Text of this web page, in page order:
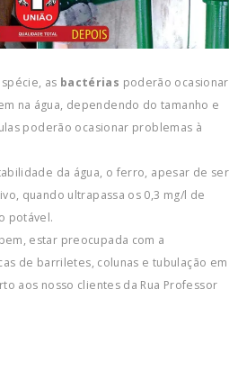
as bactérias poderão ocasionar
na água, dependendo do tamanho e
poderão ocasionar problemas à
da água, o ferro, apesar de ser
quando ultrapassa os 0,3 mg/l de
potável.
estar preocupada com a
de barriletes, colunas e tubulação em
aos nosso clientes da Rua Professor